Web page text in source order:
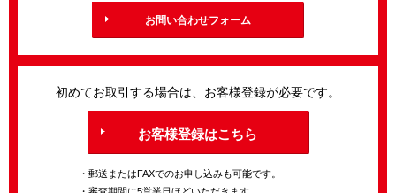
お問い合わせフォーム
初めてお取引する場合は、お客様登録が必要です。
お客様登録はこちら
・郵送またはFAXでのお申し込みも可能です。